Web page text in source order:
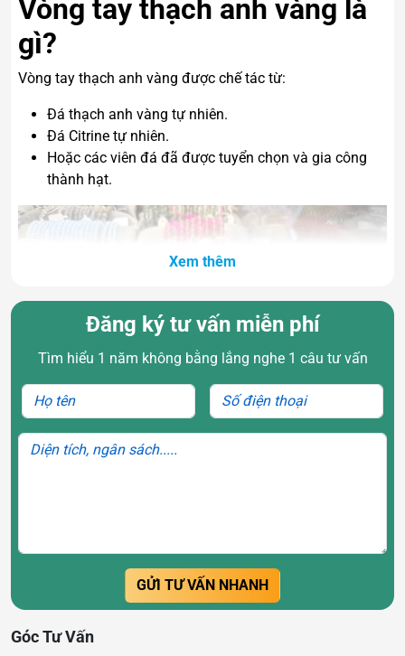
Vòng tay thạch anh vàng là
gì?
Vòng tay thạch anh vàng được chế tác từ:
Đá thạch anh vàng tự nhiên.
Đá Citrine tự nhiên.
Hoặc các viên đá đã được tuyển chọn và gia công
thành hạt.
Khoan lỗ.
Xâu thành vòng.
Xem thêm
Đăng ký tư vấn miễn phí
Tìm hiểu 1 năm không bằng lắng nghe 1 câu tư vấn
GỬI TƯ VẤN NHANH
Góc Tư Vấn